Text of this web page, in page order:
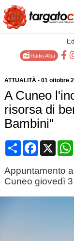
Radio Alba
ATTUALITÀ- 01 ottobre
A Cuneo
risorsa di
Bambini"
CondividiFacebook
X
Appuntamento
Cuneo giovedì